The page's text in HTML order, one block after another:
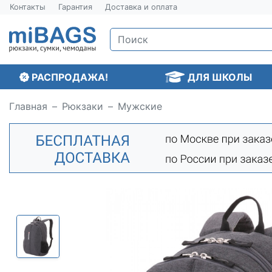
Контакты Гарантия Доставка и оплата
РАСПРОДАЖА! ДЛЯ ШКОЛЫ
Главная Рюкзаки Мужские